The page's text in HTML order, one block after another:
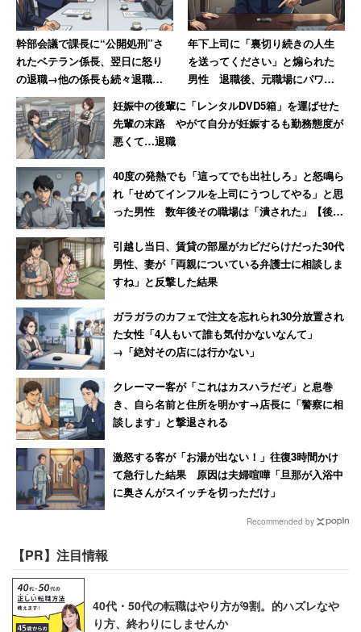
幹部会議で課長に“公開処刑”さ
れたベテラン係長、翌日に怒り
の退職→他の係長も続々退職し
て「6つあった現場は1つに」
年下上司に「裏切り続きの人生
を送ってください」と煽られた
男性 退職後、元職場にパワハ
編】
妊娠中の後輩に「レンタルDVD5箱」を運ばせた
先輩の末路 やがて自分が妊娠するも勤務態度が
悪くて…退職
40度の発熱でも「這ってでも出社しろ」と怒鳴ら
れ「せめてインフルを上司にうつしてやる」と思
った男性 数年後その職場は「潰された」【後
引越し当日、賃貸の部屋がカビだらけだった30代
男性、妻が「両親についている弁護士に相談しま
すね」と反撃した結果
ガラガラのカフェで注文を忘れられ30分放置され
た女性「4人もいて誰も気付かないなんて」
→「絶対その店には行かない」
クレーマー客が「これはカスハラだぞ」と息巻
き、自ら名前と住所を明かす→店長に「警察に相
談します」と撃退される
激怒する客が「お湯が出ない！」往復3時間かけ
て急行した結果 原因は夫婦喧嘩「旦那が入浴中
に奥さんがスイッチを切っただけ」
Recommended by
【PR】注目情報
40代・50代の転職はやり方が9割。的ハズレなや
り方、終わりにしませんか